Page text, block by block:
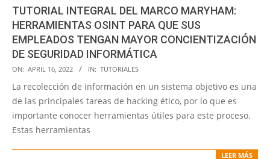
TUTORIAL INTEGRAL DEL MARCO MARYHAM:
HERRAMIENTAS OSINT PARA QUE SUS
EMPLEADOS TENGAN MAYOR CONCIENTIZACIÓN
DE SEGURIDAD INFORMÁTICA
2022-
04-
16
ON: APRIL 16, 2022 IN: TUTORIALES
La recolección de información en un sistema objetivo es una
de las principales tareas de hacking ético, por lo que es
importante conocer herramientas útiles para este proceso.
Estas herramientas
LEER MÁS